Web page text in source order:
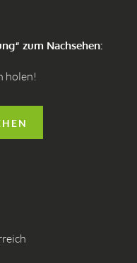
zum Nachsehen:
holen!